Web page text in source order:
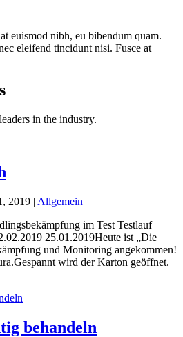
euismod nibh, eu bibendum quam.
eleifend tincidunt nisi. Fusce at
in the industry.
2019 | Allgemein
im Test Testlauf
25.01.2019Heute ist „Die
und Monitoring angekommen!
wird der Karton geöffnet.
behandeln